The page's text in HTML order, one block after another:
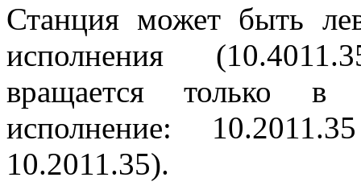
Станция может быть
исполнения
вращается только в
исполнение:
10.2011.35).